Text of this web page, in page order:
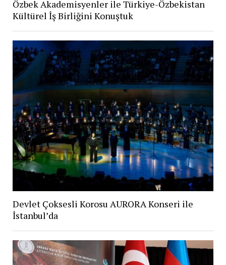
Özbek Akademisyenler ile Türkiye-Özbekistan
Kültürel İş Birliğini Konuştuk
Devlet Çoksesli Korosu AURORA Konseri ile
İstanbul’da